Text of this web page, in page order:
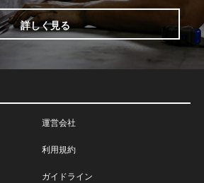
詳しく見る
運営会社
利用規約
ガイドライン